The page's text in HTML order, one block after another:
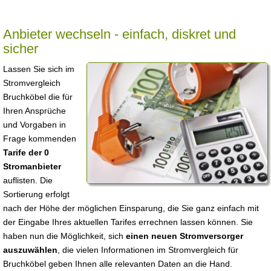
Anbieter wechseln - einfach, diskret und
sicher
Lassen Sie sich im
Stromvergleich
Bruchköbel die für
Ihren Ansprüche
und Vorgaben in
Frage kommenden
Tarife der 0
Stromanbieter
auflisten. Die
Sortierung erfolgt
nach der Höhe der möglichen Einsparung, die Sie ganz einfach mit
der Eingabe Ihres aktuellen Tarifes errechnen lassen können. Sie
haben nun die Möglichkeit, sich einen neuen Stromversorger
auszuwählen , die vielen Informationen im Stromvergleich für
Bruchköbel geben Ihnen alle relevanten Daten an die Hand.